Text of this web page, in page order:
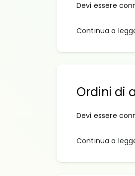
Devi essere
Continua a
Ordini di
Devi essere
Continua a